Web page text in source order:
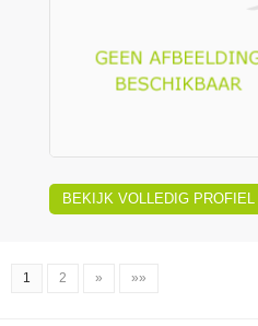
BEKIJK VOLLEDIG PROFIEL
1 2 » »»